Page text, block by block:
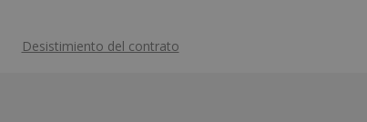
Desistimiento del contrato